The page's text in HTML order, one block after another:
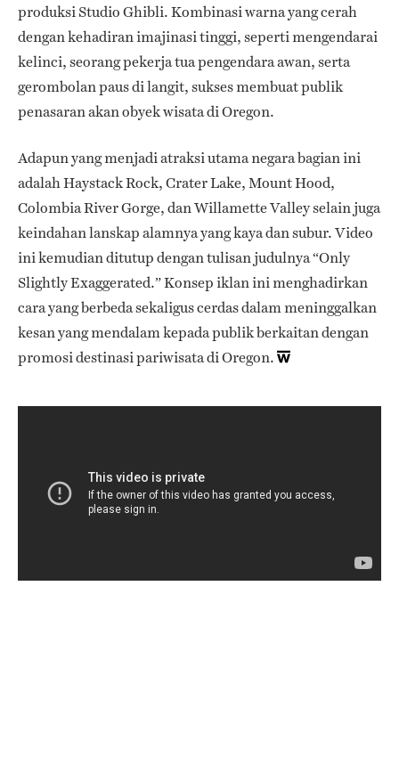
produksi Studio Ghibli. Kombinasi warna yang cerah
dengan kehadiran imajinasi tinggi, seperti mengendarai
kelinci, seorang pekerja tua pengendara awan, serta
gerombolan paus di langit, sukses membuat publik
penasaran akan obyek wisata di Oregon.
Adapun yang menjadi atraksi utama negara bagian ini
adalah Haystack Rock, Crater Lake, Mount Hood,
Colombia River Gorge, dan Willamette Valley selain juga
keindahan lanskap alamnya yang kaya dan subur. Video
ini kemudian ditutup dengan tulisan judulnya “Only
Slightly Exaggerated.” Konsep iklan ini menghadirkan
cara yang berbeda sekaligus cerdas dalam meninggalkan
kesan yang mendalam kepada publik berkaitan dengan
promosi destinasi pariwisata di Oregon.